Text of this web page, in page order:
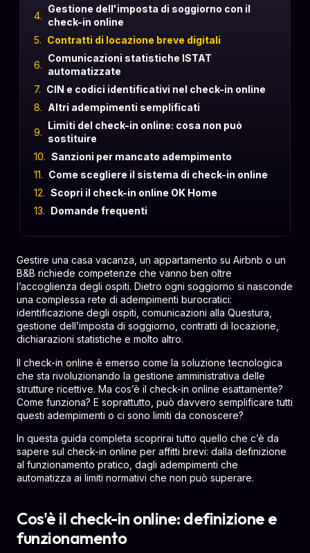
Gestione dell'imposta di soggiorno con il
check-in online
Contratti di locazione breve digitali
Comunicazioni statistiche ISTAT
automatizzate
CIN e codici identificativi nel check-in online
Altri adempimenti semplificati
Limiti del check-in online: cosa non può
sostituire
Sanzioni per mancato adempimento
Come scegliere il sistema di check-in online
Scopri il check-in online OK Home
Domande frequenti
Gestire una casa vacanza, un appartamento su Airbnb o un
B&B richiede competenze che vanno ben oltre
l’accoglienza degli ospiti. Dietro ogni soggiorno si nasconde
una complessa rete di adempimenti burocratici:
identificazione degli ospiti, comunicazioni alla Questura,
gestione dell’imposta di soggiorno, contratti di locazione,
dichiarazioni statistiche e molto altro.
Il check-in online è emerso come la soluzione tecnologica
che sta rivoluzionando la gestione amministrativa delle
strutture ricettive. Ma cos’è il check-in online esattamente?
Come funziona? E soprattutto, può davvero semplificare tutti
questi adempimenti o ci sono limiti da conoscere?
In questa guida completa scoprirai tutto quello che c’è da
sapere sul check-in online per affitti brevi: dalla definizione
al funzionamento pratico, dagli adempimenti che
automatizza ai limiti normativi che non può superare.
Cos'è il check-in online: definizione e
funzionamento